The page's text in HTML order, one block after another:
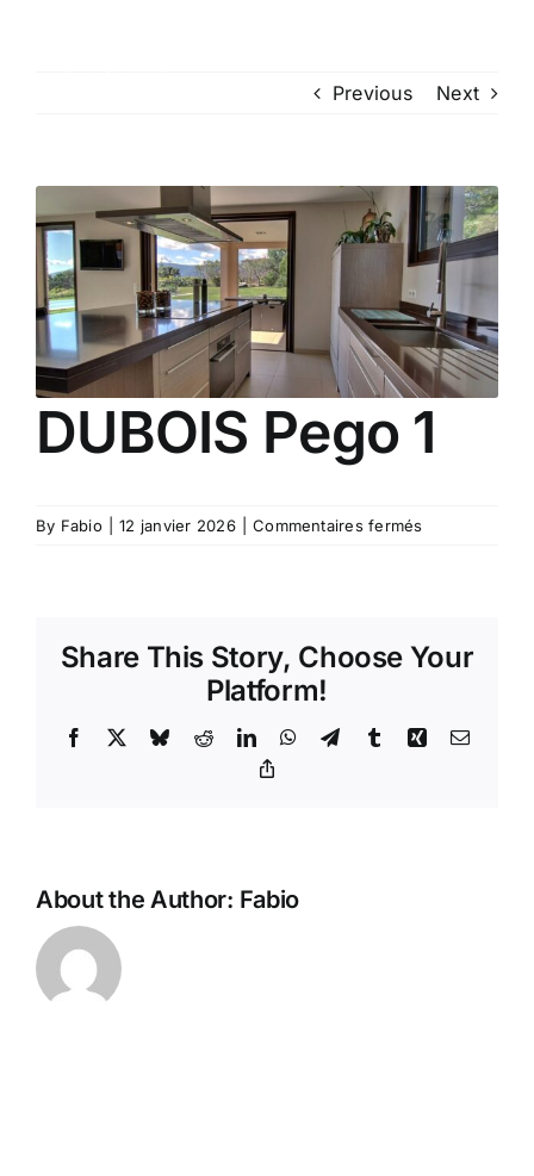
Inspirez-vous
Nous découvrir
Construire ensemble
Previous Next
Larger
Image
DUBOIS Pego 1
By Fabio 12 janvier 2026 Commentaires ferméssur
Share This Story, Choose Your
Platform!
Facebook BlueskyRedditLinkedInWhatsApp
TelegramTumblrXing Email
About the Author: Fabio